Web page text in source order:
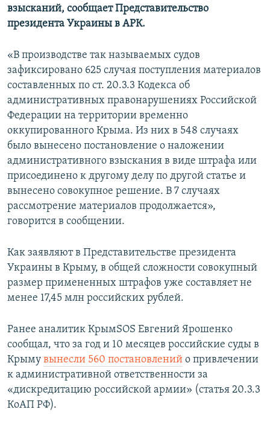
КРЫМ.НЕПОКОРЕННЫЙ
УКРАИНСКАЯ ПРОБЛЕМА КРЫМА
Все сайты RFE/RL
взысканий, сообщает Представительство
президента Украины в АРК.
«В производстве так называемых судов
зафиксировано 625 случая поступления материалов
составленных по ст. 20.3.3 Кодекса об
административных правонарушениях Российской
Федерации на территории временно
оккупированного Крыма. Из них в 548 случаях
было вынесено постановление о наложении
административного взыскания в виде штрафа или
присоединено к другому делу по другой статье и
вынесено совокупное решение. В 7 случаях
рассмотрение материалов продолжается»,
говорится в сообщении.
Как заявляют в Представительстве президента
Украины в Крыму, в общей сложности совокупный
размер примененных штрафов уже составляет не
менее 17,45 млн российских рублей.
Ранее аналитик КрымSOS Евгений Ярошенко
сообщал, что за год и 10 месяцев российские суды в
Крыму вынесли 560 постановлений о привлечении
к административной ответственности за
«дискредитацию российской армии» (статья 20.3.3
КоАП РФ).